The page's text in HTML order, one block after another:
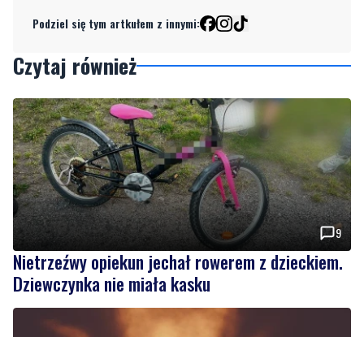
Podziel się tym artkułem z innymi:
Czytaj również
9
Nietrzeźwy opiekun jechał rowerem z dzieckiem.
Dziewczynka nie miała kasku